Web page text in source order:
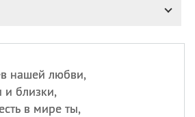
нашей любви,
и близки,
в мире ты,
день
рисового пудинга
09.08
(Smokey Bear Day)